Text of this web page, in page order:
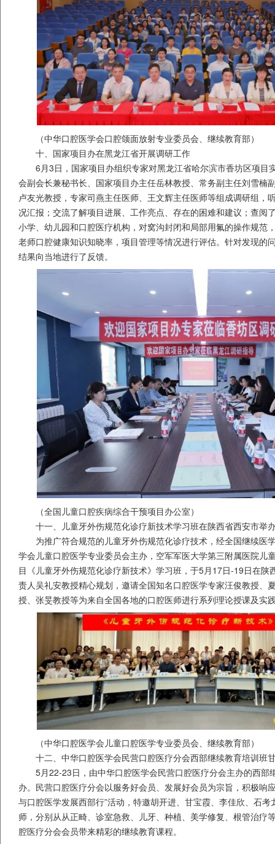
（中华口腔医学会口腔颌面放射专业委员会、继续教育部）
十、国家项目办在黑龙江省开展调研工作
6月3日，国家项目办组织专家对黑龙江省哈尔滨市香坊区项目
会副会长兼秘书长、国家项目办主任岳林教授、常务副主任刘雪楠
卢友光教授，专家司燕主任医师、王文辉主任医师等组成调研组，
况汇报；交流了解项目进展、工作亮点、存在的困难和建议；查阅
小学、幼儿园和口腔医疗机构，对窝沟封闭和局部用氟的操作规范
老师口腔健康知识知晓率，项目管理等情况进行评估。针对发现的
结果向当地进行了反馈。
（全国儿童口腔疾病综合干预项目办公室）
十一、儿童牙外伤规范化诊疗新技术学习班在陕西省西安市举
为推广符合规范的儿童牙外伤规范化诊疗技术，经全国继续医
学会儿童口腔医学专业委员会主办，空军军医大学第三附属医院儿
目《儿童牙外伤规范化诊疗新技术》学习班，于5月17日-19日在陕
责人吴礼安教授精心规划，邀请全国知名口腔医学专家汪俊教授、
授、张旻教授等为来自全国各地的口腔医师进行系列理论授课及实
（中华口腔医学会儿童口腔医学专业委员会、继续教育部）
十二、中华口腔医学会民营口腔医疗分会西部继续教育培训班
5月22-23日，由中华口腔医学会民营口腔医疗分会主办的西部
办。民营口腔医疗分会以服务好会员、发展好会员为宗旨，积极响
与口腔医学发展西部行”活动，特邀胡开进、甘宝霞、李佳欣、石
师，分别从从正畸、诊室急救、儿牙、种植、美学修复、根管治疗
腔医疗分会会员带来精彩的继续教育课程。